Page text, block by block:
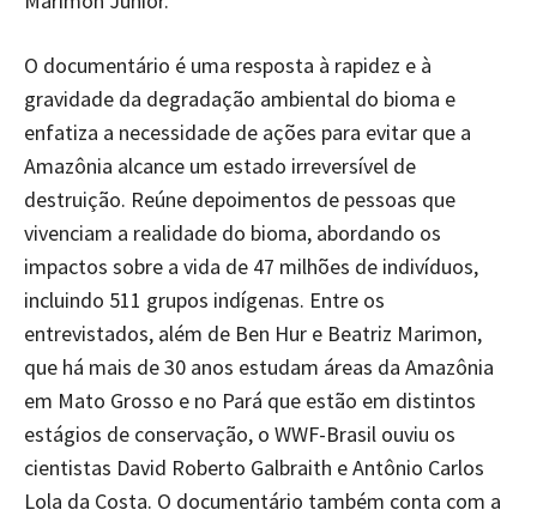
O documentário é uma resposta à rapidez e à
gravidade da degradação ambiental do bioma e
enfatiza a necessidade de ações para evitar que a
Amazônia alcance um estado irreversível de
destruição. Reúne depoimentos de pessoas que
vivenciam a realidade do bioma, abordando os
impactos sobre a vida de 47 milhões de indivíduos,
incluindo 511 grupos indígenas. Entre os
entrevistados, além de Ben Hur e Beatriz Marimon,
que há mais de 30 anos estudam áreas da Amazônia
em Mato Grosso e no Pará que estão em distintos
estágios de conservação, o WWF-Brasil ouviu os
cientistas David Roberto Galbraith e Antônio Carlos
Lola da Costa. O documentário também conta com a